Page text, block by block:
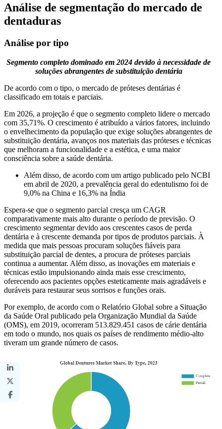
Análise de segmentação do mercado de
dentaduras
Análise por tipo
Segmento completo dominado em 2024 devido à necessidade de
soluções abrangentes de substituição dentária
De acordo com o tipo, o mercado de próteses dentárias é
classificado em totais e parciais.
Em 2026, a projeção é que o segmento completo lidere o mercado
com 35,71%. O crescimento é atribuído a vários fatores, incluindo
o envelhecimento da população que exige soluções abrangentes de
substituição dentária, avanços nos materiais das próteses e técnicas
que melhoram a funcionalidade e a estética, e uma maior
consciência sobre a saúde dentária.
Além disso, de acordo com um artigo publicado pelo NCBI
em abril de 2020, a prevalência geral do edentulismo foi de
9,0% na China e 16,3% na Índia
Espera-se que o segmento parcial cresça um CAGR
comparativamente mais alto durante o período de previsão. O
crescimento segmentar devido aos crescentes casos de perda
dentária e à crescente demanda por tipos de produtos parciais. À
medida que mais pessoas procuram soluções fiáveis ​​para
substituição parcial de dentes, a procura de próteses parciais
continua a aumentar. Além disso, as inovações em materiais e
técnicas estão impulsionando ainda mais esse crescimento,
oferecendo aos pacientes opções esteticamente mais agradáveis ​​e
duráveis ​​para restaurar seus sorrisos e funções orais.
Por exemplo, de acordo com o Relatório Global sobre a Situação
da Saúde Oral publicado pela Organização Mundial da Saúde
(OMS), em 2019, ocorreram 513.829.451 casos de cárie dentária
em todo o mundo, nos quais os países de rendimento médio-alto
tiveram um grande número de casos.